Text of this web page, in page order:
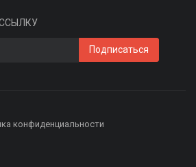
Подписаться
конфиденциальности